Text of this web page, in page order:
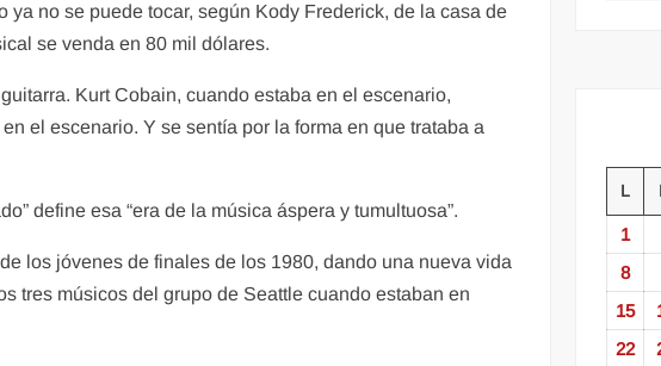
no se puede tocar, según Kody Frederick, de la casa de
se venda en 80 mil dólares.
Kurt Cobain, cuando estaba en el escenario,
el escenario. Y se sentía por la forma en que trataba a
define esa “era de la música áspera y tumultuosa”.
los jóvenes de finales de los 1980, dando una nueva vida
tres músicos del grupo de Seattle cuando estaban en
L
1
8
15
22